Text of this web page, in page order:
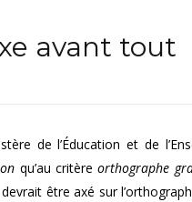
avant tout
de l’Éducation et de
qu’au critèreorthographe
être axé sur